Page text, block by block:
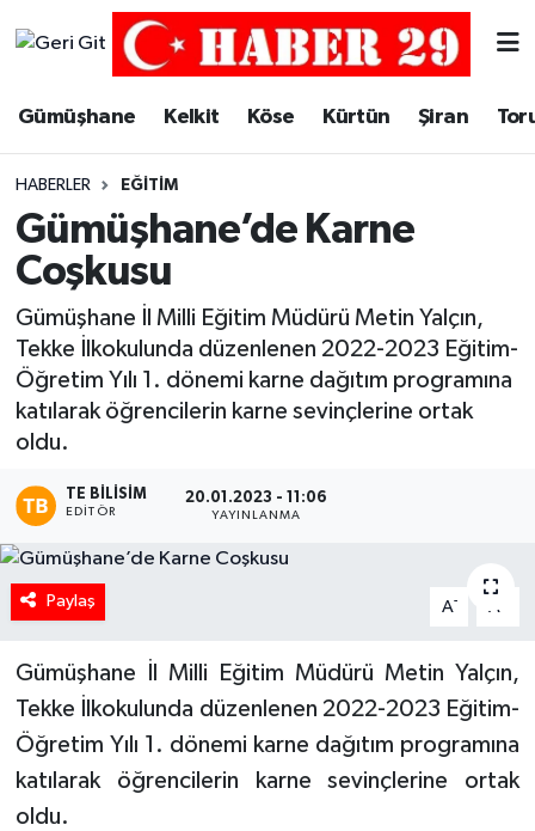
Gümüşhane Kelkit Köse Kürtün Şiran
HABERLER EĞITIM
Gümüşhane’de Karne
Coşkusu
Gümüşhane İl Milli Eğitim Müdürü Metin Yalçın,
Tekke İlkokulunda düzenlenen 2022-2023 Eğitim-
Öğretim Yılı 1. dönemi karne dağıtım programına
katılarak öğrencilerin karne sevinçlerine ortak
oldu.
TE BILISIM
EDITÖR
20.01.2023 - 11:06
YAYINLANMA
Paylaş A- A
Gümüşhane İl Milli Eğitim Müdürü Metin Yalçın,
Tekke İlkokulunda düzenlenen 2022-2023 Eğitim-
Öğretim Yılı 1. dönemi karne dağıtım programına
katılarak öğrencilerin karne sevinçlerine ortak
oldu.
Merkez Trafik Yoğunluk Haritası
Süper Lig Puan Durumu ve Fikstür
Tüm Manşetler
Son Dakika Haberleri